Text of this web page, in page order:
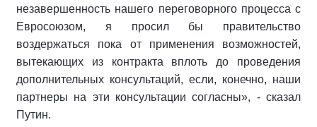
незавершенность нашего переговорного процесса с
Евросоюзом, я просил бы правительство
воздержаться пока от применения возможностей,
вытекающих из контракта вплоть до проведения
дополнительных консультаций, если, конечно, наши
партнеры на эти консультации согласны», - сказал
Путин.